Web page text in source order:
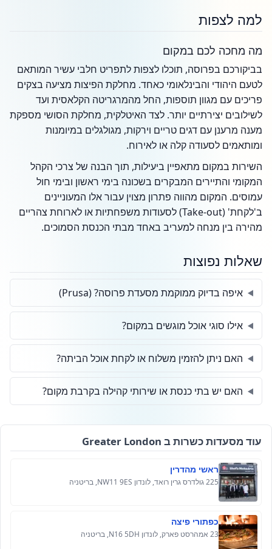
למה לצפות
מה מחכה לכם במקום
בביקורכם בפרוסה, תוכלו לצפות לתפריט חלבי עשיר המותאם
לטעם היהודי והבינלאומי כאחד. מחלקת הפיצות מציעה בצקים
פריכים עם מגוון תוספות, החל מהמרגריטה הקלאסית ועד
לשילובים יצירתיים יותר. לצד האיטלקית, מחלקת הסושי מספקת
מענה מרענן עם דגים טריים וירקות, מגולגלים במיומנות
ומותאמים לסעודה קלה או לאירוח.
השירות במקום מתאפיין ביעילות, תוך הבנה של צרכי הקהל
המקומי והתיירים המבקרים בשכונה בימי ראשון ובימי חול
עמוסים. המקום מהווה פתרון מצוין עבור אלו המעוניינים
ב'לקחת' (Take-out) לסעודות משפחתיות או לארוחת צהריים
מהירה בין מנחה למעריב באחד מבתי הכנסת הסמוכים.
שאלות נפוצות
איפה בדיוק ממוקמת מסעדת פרוסה? (Prusa)
אילו סוגי אוכל מוגשים במקום?
האם ניתן להזמין משלוח או לקחת אוכל הביתה?
האם יש בתי כנסת או שירותי קהילה בקרבת מקום?
עוד מסעדות כשרות ב Greater London
ראשי מהדרין
225 גולדרס גרין רואד, לונדון NW11 9ES, בריטניה
כפתורי פיצה
23 אמהרסט פארק, לונדון N16 5DH, בריטניה